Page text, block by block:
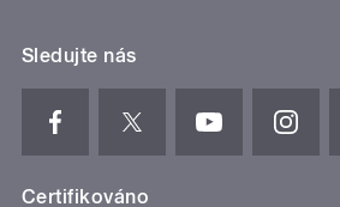
Sledujte nás
Certifikováno